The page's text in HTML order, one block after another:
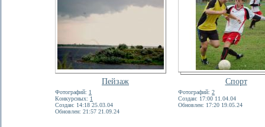
Пейзаж Спорт
Фотографий: 1
Конкурсных: 1
Создан: 14:18 25.03.04
Обновлен: 21:57 21.09.24
Фотографий: 2
Создан: 17:00 11.04.04
Обновлен: 17:20 19.05.24